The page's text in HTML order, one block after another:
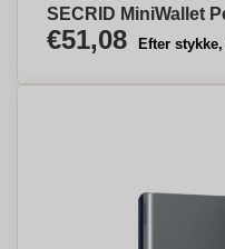
SECRID MiniWallet
€51,08 Efter